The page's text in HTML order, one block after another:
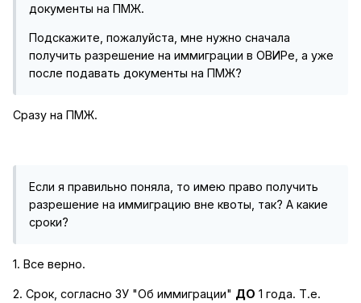
документы на ПМЖ.
Подскажите, пожалуйста, мне нужно сначала
получить разрешение на иммиграции в ОВИРе, а уже
после подавать документы на ПМЖ?
Сразу на ПМЖ.
Если я правильно поняла, то имею право получить
разрешение на иммиграцию вне квоты, так? А какие
сроки?
1. Все верно.
2. Срок, согласно ЗУ "Об иммиграции" ДО 1 года. Т.е.